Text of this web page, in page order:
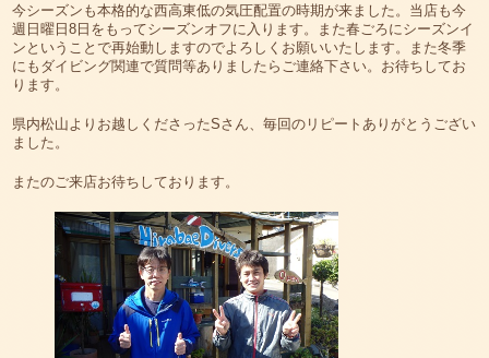
今シーズンも本格的な西高東低の気圧配置の時期が来ました。当店も今
週日曜日8日をもってシーズンオフに入ります。また春ごろにシーズンイ
ンということで再始動しますのでよろしくお願いいたします。また冬季
にもダイビング関連で質問等ありましたらご連絡下さい。お待ちしてお
ります。
県内松山よりお越しくださったSさん、毎回のリピートありがとうござい
ました。
またのご来店お待ちしております。